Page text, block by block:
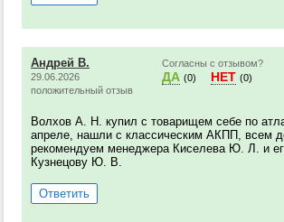
Андрей В.
29.06.2026
положительный отзыв
Согласны с отзывом?
ДА (0) НЕТ (0)
Волхов А. Н. купил с товарищем себе по
апреле, нашли с классическим АКПП, всем
рекомендуем менеджера Киселева Ю. Л. и
Кузнецову Ю. В.
Ответить